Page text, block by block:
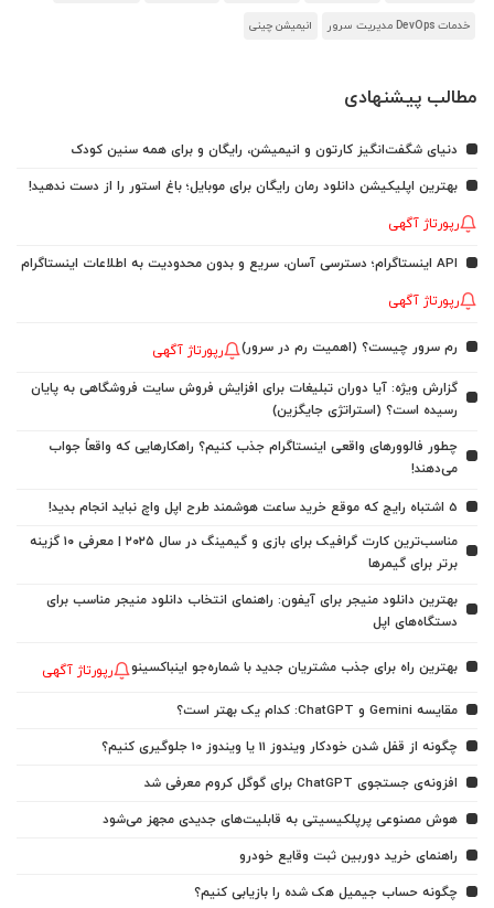
خدمات DevOps مدیریت سرور انیمیشن چینی
مطالب پیشنهادی
دنیای شگفت‌انگیز کارتون و انیمیشن، رایگان و برای همه سنین کودک
بهترین اپلیکیشن دانلود رمان رایگان برای موبایل؛ باغ استور را از دست ندهید!
رپورتاژ آگهی
API اینستاگرام؛ دسترسی آسان، سریع و بدون محدودیت به اطلاعات اینستاگرام
رپورتاژ آگهی
رم سرور چیست؟ (اهمیت رم در سرور) رپورتاژ آگهی
گزارش ویژه: آیا دوران تبلیغات برای افزایش فروش سایت فروشگاهی به پایان
رسیده است؟ (استراتژی جایگزین)
چطور فالوورهای واقعی اینستاگرام جذب کنیم؟ راهکارهایی که واقعاً جواب
می‌دهند!
5 اشتباه رایج که موقع خرید ساعت هوشمند طرح اپل واچ نباید انجام بدید!
مناسب‌ترین کارت گرافیک برای بازی و گیمینگ در سال ۲۰۲۵ | معرفی ۱۰ گزینه
برتر برای گیمرها
بهترین دانلود منیجر برای آیفون: راهنمای انتخاب دانلود منیجر مناسب برای
دستگاه‌های اپل
بهترین راه برای جذب مشتریان جدید با شماره‌جو اینباکسینو رپورتاژ آگهی
مقایسه Gemini و ChatGPT: کدام یک بهتر است؟
چگونه از قفل شدن خودکار ویندوز 11 یا ویندوز 10 جلوگیری کنیم؟
افزونه‌ی جستجوی ChatGPT برای گوگل کروم معرفی شد
هوش مصنوعی پرپلکیسیتی به قابلیت‌های جدیدی مجهز می‌شود
راهنمای خرید دوربین ثبت وقایع خودرو
چگونه حساب جیمیل هک شده را بازیابی کنیم؟